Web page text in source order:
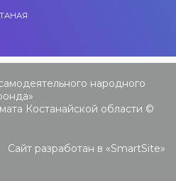
народного
Костанайской области ©
Сайт разработан в «SmartSite»